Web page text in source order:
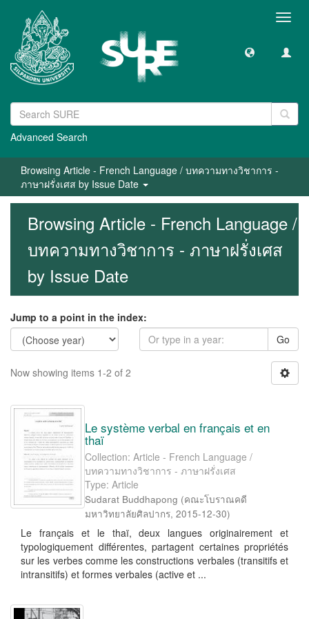
Advanced Search
Browsing Article - French Language / บทความทางวิชาการ -
ภาษาฝรั่งเศส by Issue Date
Browsing Article - French Language /
บทความทางวิชาการ - ภาษาฝรั่งเศส
by Issue Date
Jump to a point in the index:
Go
Now showing items 1-2 of 2
Le système verbal en français et en
thaï
Collection: Article - French Language /
บทความทางวิชาการ - ภาษาฝรั่งเศส
Type: Article
Sudarat Buddhapong (คณะโบราณคดี
มหาวิทยาลัยศิลปากร, 2015-12-30)
Le français et le thaï, deux langues originairement et
typologiquement différentes, partagent certaines propriétés
sur les verbes comme les constructions verbales (transitifs et
intransitifs) et formes verbales (active et ...